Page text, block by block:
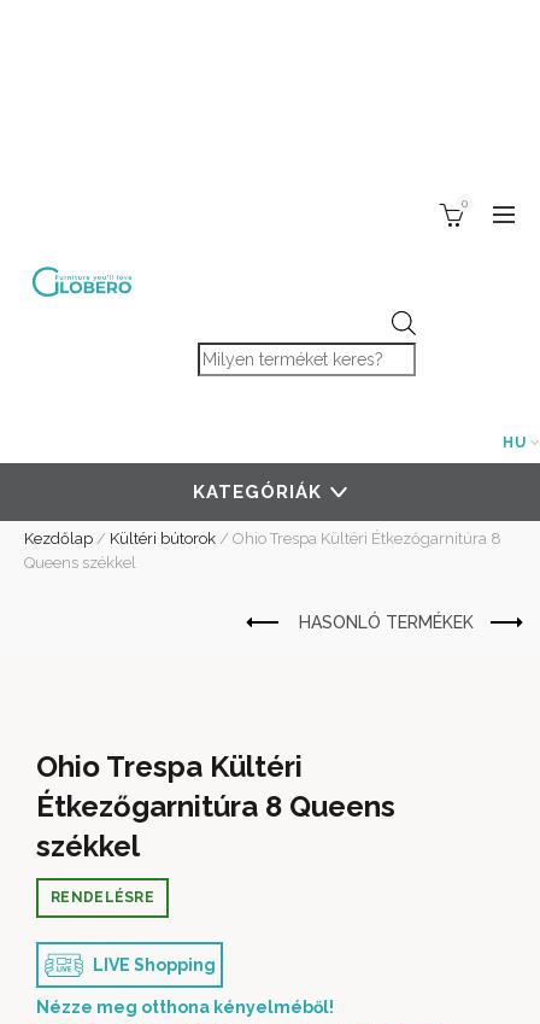
Products search
0
HU
KATEGÓRIÁK
Kezdőlap / Kültéri bútorok / Ohio Trespa Kültéri Étkezőgarnitúra 8
Queens székkel
Ohio Trespa Kültéri
Étkezőgarnitúra 8 Queens
székkel
RENDELÉSRE
LIVE Shopping
Nézze meg otthona kényelméből!